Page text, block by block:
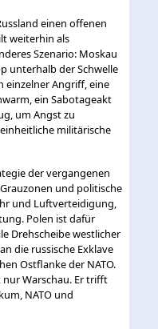
einen offenen
weiterhin als
Szenario: Moskau
unterhalb der Schwelle
einzelner Angriff, eine
ein Sabotageakt
um Angst zu
militärische
der vergangenen
und politische
und Luftverteidigung,
Polen ist dafür
Drehscheibe westlicher
die russische Exklave
Ostflanke der NATO.
Warschau. Er trifft
NATO und